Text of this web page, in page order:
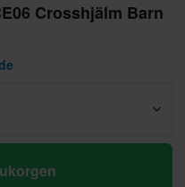
Crosshjälm Barn